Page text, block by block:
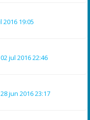
2016 19:05
02 jul 2016 22:46
28 jun 2016 23:17